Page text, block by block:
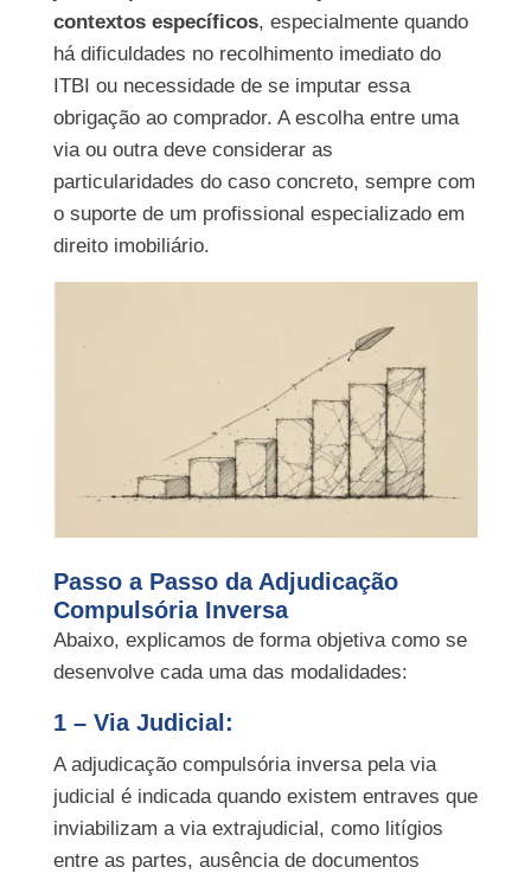
contextos específicos, especialmente quando
há dificuldades no recolhimento imediato do
ITBI ou necessidade de se imputar essa
obrigação ao comprador. A escolha entre uma
via ou outra deve considerar as
particularidades do caso concreto, sempre com
o suporte de um profissional especializado em
direito imobiliário.
Passo a Passo da Adjudicação
Compulsória Inversa
Abaixo, explicamos de forma objetiva como se
desenvolve cada uma das modalidades:
1 – Via Judicial:
A adjudicação compulsória inversa pela via
judicial é indicada quando existem entraves que
inviabilizam a via extrajudicial, como litígios
entre as partes, ausência de documentos